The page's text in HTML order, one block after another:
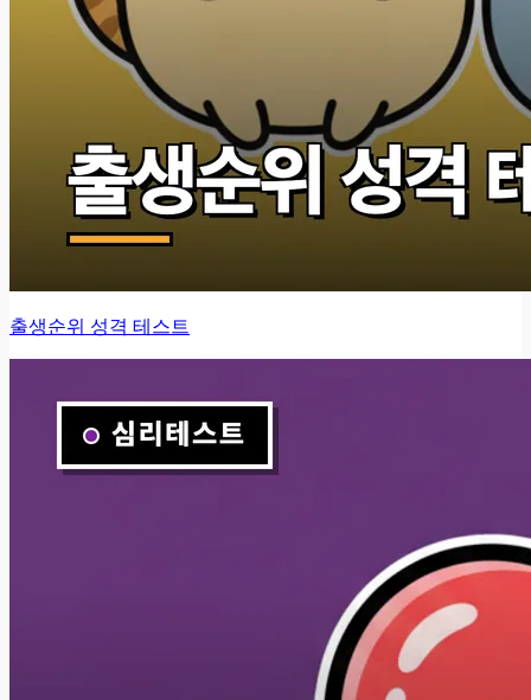
출생순위 성격 테스트